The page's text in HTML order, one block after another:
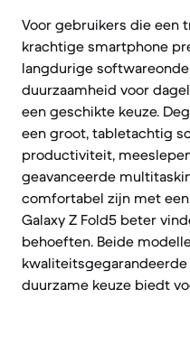
Voor gebruikers die een
krachtige smartphone
langdurige
duurzaamheid voor
een geschikte keuze.
een groot, tabletachtig
productiviteit,
geavanceerde
comfortabel zijn met
Galaxy Z Fold5 beter
behoeften. Beide
duurzame keuze biedt